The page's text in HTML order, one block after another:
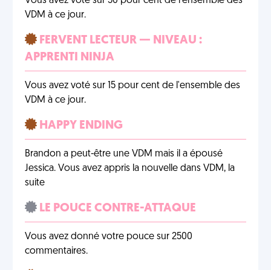
VDM à ce jour.
FERVENT LECTEUR — NIVEAU :
APPRENTI NINJA
Vous avez voté sur 15 pour cent de l'ensemble des
VDM à ce jour.
HAPPY ENDING
Brandon a peut-être une VDM mais il a épousé
Jessica. Vous avez appris la nouvelle dans VDM, la
suite
LE POUCE CONTRE-ATTAQUE
Vous avez donné votre pouce sur 2500
commentaires.